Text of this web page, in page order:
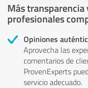
Más
profesionales
Opiniones
Aprovecha las
comentarios de
ProvenExperts
servicio adecuado.